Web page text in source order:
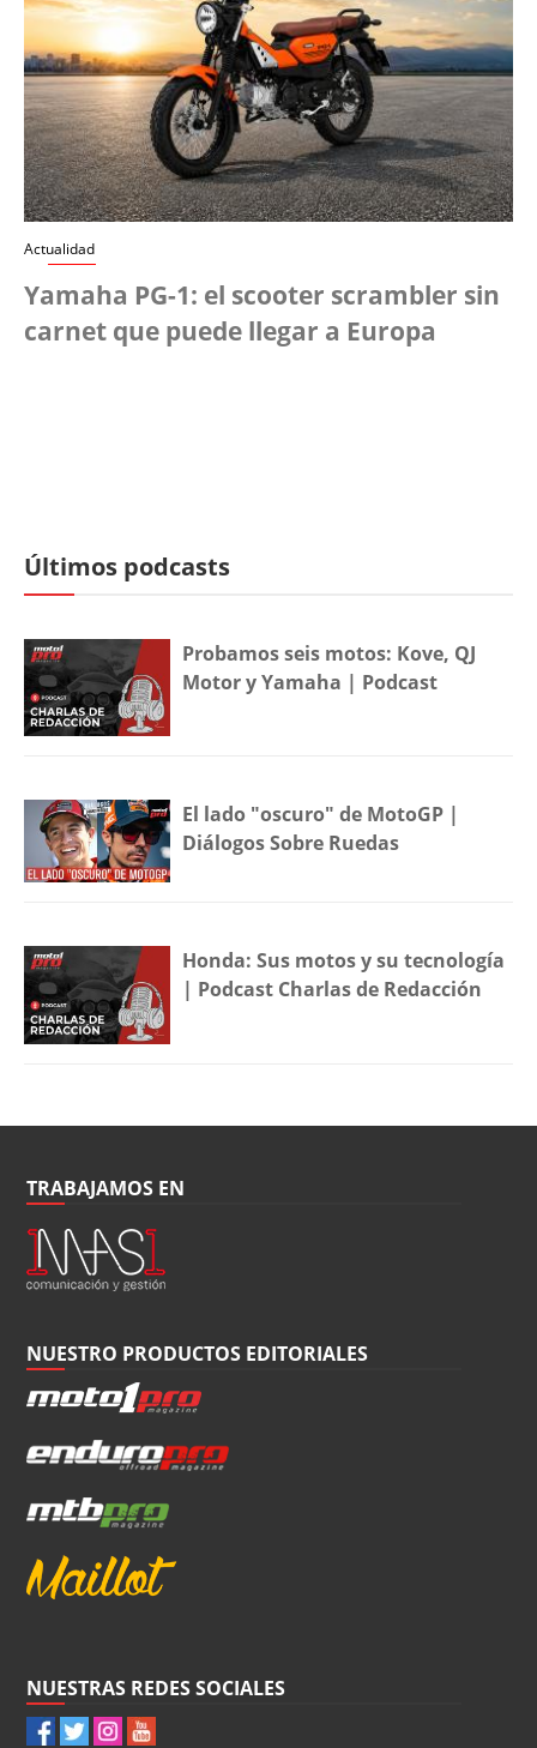
Actualidad
Yamaha PG-1: el scooter scrambler sin
carnet que puede llegar a Europa
Últimos podcasts
Probamos seis motos: Kove, QJ
Motor y Yamaha | Podcast
El lado "oscuro" de MotoGP |
Diálogos Sobre Ruedas
Honda: Sus motos y su tecnología
| Podcast Charlas de Redacción
TRABAJAMOS EN
NUESTRO PRODUCTOS EDITORIALES
NUESTRAS REDES SOCIALES